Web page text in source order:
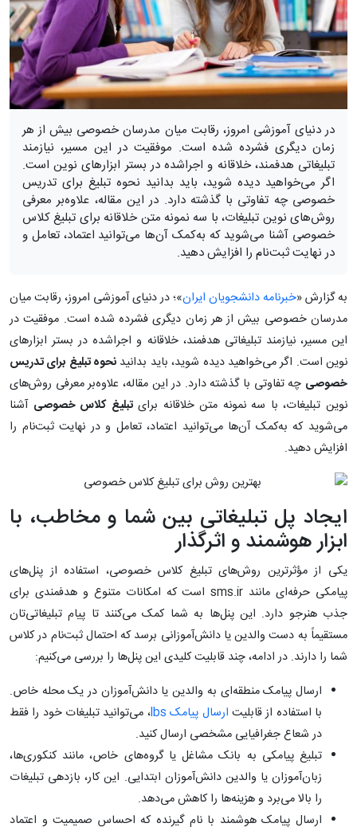
در دنیای آموزشی امروز، رقابت میان مدرسان خصوصی بیش از هر
زمان دیگری فشرده شده است. موفقیت در این مسیر، نیازمند
تبلیغاتی هدفمند، خلاقانه و اجراشده در بستر ابزارهای نوین است.
اگر می‌خواهید دیده شوید، باید بدانید نحوه تبلیغ برای تدریس
خصوصی چه تفاوتی با گذشته دارد. در این مقاله، علاوه‌بر معرفی
روش‌های نوین تبلیغات، با سه نمونه متن خلاقانه برای تبلیغ کلاس
خصوصی آشنا می‌شوید که به‌کمک آن‌ها می‌توانید اعتماد، تعامل و
در نهایت ثبت‌نام را افزایش دهید.
به گزارش «خبرنامه دانشجویان ایران»؛ در دنیای آموزشی امروز، رقابت میان
مدرسان خصوصی بیش از هر زمان دیگری فشرده شده است. موفقیت در
این مسیر، نیازمند تبلیغاتی هدفمند، خلاقانه و اجراشده در بستر ابزارهای
نوین است. اگر می‌خواهید دیده شوید، باید بدانید نحوه تبلیغ برای تدریس
خصوصی چه تفاوتی با گذشته دارد. در این مقاله، علاوه‌بر معرفی روش‌های
نوین تبلیغات، با سه نمونه متن خلاقانه برایتبلیغ کلاس خصوصی آشنا
می‌شوید که به‌کمک آن‌ها می‌توانید اعتماد، تعامل و در نهایت ثبت‌نام را
افزایش دهید.
ایجاد پل تبلیغاتی بین شما و مخاطب، با
ابزار هوشمند و اثرگذار
یکی از مؤثرترین روش‌های تبلیغ کلاس خصوصی، استفاده از پنل‌های
پیامکی حرفه‌ای مانند sms.ir است که امکانات متنوع و هدفمندی برای
جذب هنرجو دارد. این پنل‌ها به شما کمک می‌کنند تا پیام تبلیغاتی‌تان
مستقیماً به دست والدین یا دانش‌آموزانی برسد که احتمال ثبت‌نام در کلاس
شما را دارند. در ادامه، چند قابلیت کلیدی این پنل‌ها را بررسی می‌کنیم:
ارسال پیامک منطقه‌ای به والدین یا دانش‌آموزان در یک محله خاص.
با استفاده از قابلیت ارسال پیامک lbs
، می‌توانید تبلیغات خود را فقط
در شعاع جغرافیایی مشخصی ارسال کنید.
تبلیغ پیامکی به بانک مشاغل یا گروه‌های خاص، مانند کنکوری‌ها،
زبان‌آموزان یا والدین دانش‌آموزان ابتدایی. این کار، بازدهی تبلیغات
را بالا می‌برد و هزینه‌ها را کاهش می‌دهد.
ارسال پیامک هوشمند با نام گیرنده که احساس صمیمیت و اعتماد